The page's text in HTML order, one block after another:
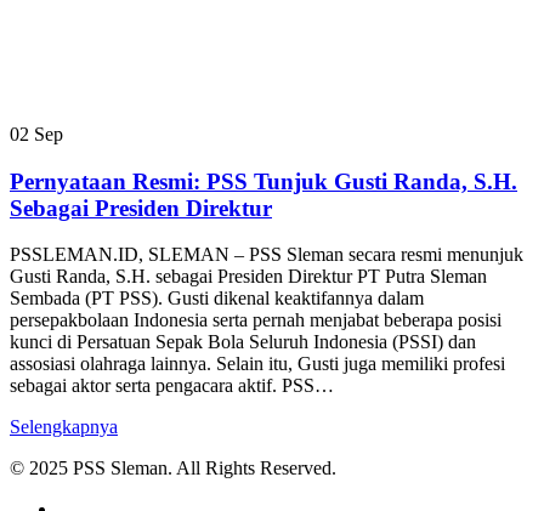
02 Sep
Pernyataan Resmi: PSS Tunjuk Gusti Randa, S.H.
Sebagai Presiden Direktur
PSSLEMAN.ID, SLEMAN – PSS Sleman secara resmi menunjuk
Gusti Randa, S.H. sebagai Presiden Direktur PT Putra Sleman
Sembada (PT PSS). Gusti dikenal keaktifannya dalam
persepakbolaan Indonesia serta pernah menjabat beberapa posisi
kunci di Persatuan Sepak Bola Seluruh Indonesia (PSSI) dan
assosiasi olahraga lainnya. Selain itu, Gusti juga memiliki profesi
sebagai aktor serta pengacara aktif. PSS…
Selengkapnya
© 2025 PSS Sleman. All Rights Reserved.